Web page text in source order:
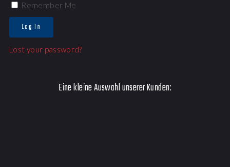
Remember Me
Log In
Lost your password?
Eine kleine Auswahl unserer Kunden: